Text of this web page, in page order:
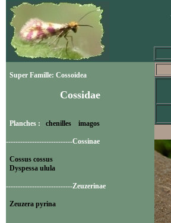
Super Famille: Cossoidea
Cossidae
Planches : chenilles imagos
----------------------------Cossinae
Cossus cossus
Dyspessa ulula
----------------------------Zeuzerinae
Zeuzera pyrina